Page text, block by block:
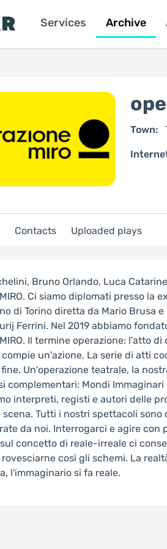
Services Archive
Town:
Contacts Uploaded plays
Bruno Orlando, Luca
Ci siamo diplomati presso la
di Torino diretta da Mario Brusa
Ferrini. Nel 2019 abbiamo
Il termine operazione: l'atto di
un'azione. La serie di atti
Un'operazione teatrale, la
complementari: Mondi Immaginari
interpreti, registi e autori delle
scena. Tutti i nostri spettacoli sono
da noi. Interrogarci e agire con
concetto di reale-irreale ci
così gli schemi. La
l'immaginario si fa reale.